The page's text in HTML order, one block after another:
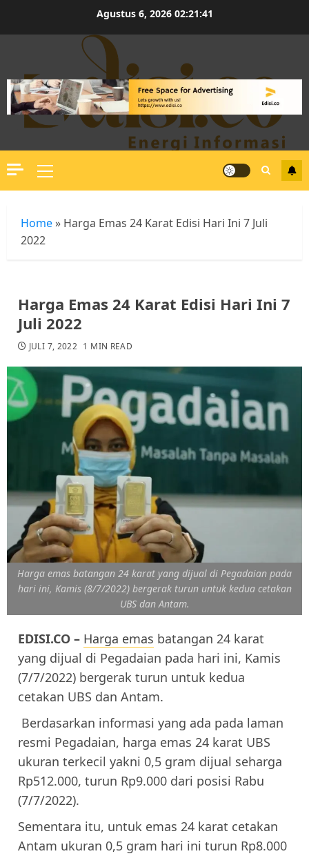
Agustus 6, 2026 02:21:42
Primary
Menu
Home » Harga Emas 24 Karat Edisi Hari Ini 7 Juli
2022
Harga Emas 24 Karat Edisi Hari Ini 7
Juli 2022
JULI 7, 2022 1 MIN READ
Harga emas batangan 24 karat yang dijual di Pegadaian pada
hari ini, Kamis (8/7/2022) bergerak turun untuk kedua cetakan
UBS dan Antam.
EDISI.CO – Harga emas batangan 24 karat
yang dijual di Pegadaian pada hari ini, Kamis
(7/7/2022) bergerak turun untuk kedua
cetakan UBS dan Antam.
Berdasarkan informasi yang ada pada laman
resmi Pegadaian, harga emas 24 karat UBS
ukuran terkecil yakni 0,5 gram dijual seharga
Rp512.000, turun Rp9.000 dari posisi Rabu
(7/7/2022).
Sementara itu, untuk emas 24 karat cetakan
Antam ukuran 0,5 gram hari ini turun Rp8.000